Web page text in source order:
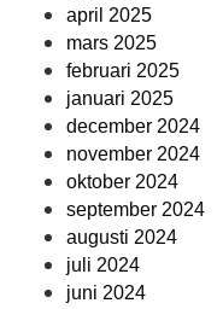
april 2025
mars 2025
februari 2025
januari 2025
december 2024
november 2024
oktober 2024
september 2024
augusti 2024
juli 2024
juni 2024